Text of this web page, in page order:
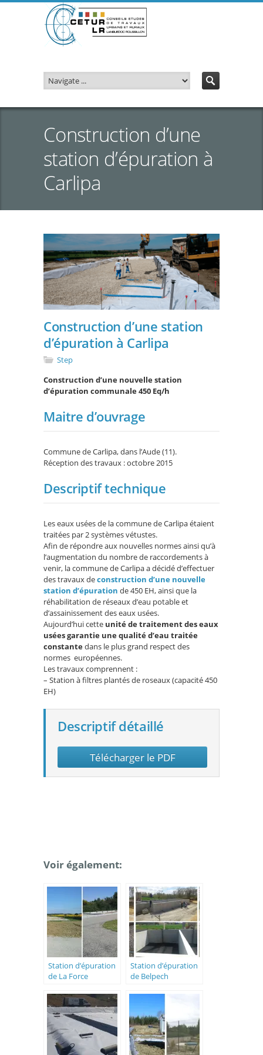
Construction d’une
station d’épuration à
Carlipa
Construction d’une station
d’épuration à Carlipa
Step
Construction d’une nouvelle station
d’épuration communale 450 Eq/h
Maitre d’ouvrage
Commune de Carlipa, dans l’Aude (11).
Réception des travaux : octobre 2015
Descriptif technique
Les eaux usées de la commune de Carlipa étaient
traitées par 2 systèmes vétustes.
Afin de répondre aux nouvelles normes ainsi qu’à
l’augmentation du nombre de raccordements à
venir, la commune de Carlipa a décidé d’effectuer
des travaux deconstruction d’une nouvelle
station d’épuration de 450 EH, ainsi que la
réhabilitation de réseaux d’eau potable et
d’assainissement des eaux usées.
Aujourd’hui cette unité de traitement des eaux
usées garantie une qualité d’eau traitée
constantedans le plus grand respect des
normes européennes.
Les travaux comprennent :
– Station à filtres plantés de roseaux (capacité 450
EH)
Descriptif détaillé
Télécharger le PDF
Voir également:
Station d’épuration
de La Force
Station d’épuration
de Belpech